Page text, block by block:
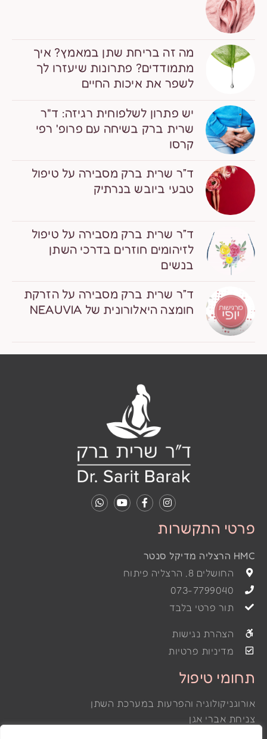
מה זה בריחת שתן במאמץ? איך
מתמודדים? פתרונות שיעזרו לך
לשפר את איכות החיים
יש פתרון לשלפוחית רגיזה: ד"ר
שרית ברק בשיחה עם פרופ' רפי
קרסו
ד”ר שרית ברק מסבירה על טיפול
טבעי ביובש בנרתיק
ד”ר שרית ברק מסבירה על טיפול
לזיהומים חוזרים בדרכי השתן
בנשים
ד”ר שרית ברק מסבירה על הזרקת
חומצה היאלורונית של NEAUVIA
תחומי טיפול
אורוגניקולוגיה והפרעות במערכת השתן
צניחת אברי אגן
פרטי התקשרות
HMC הרצליה מדיקל סנטר
החושלים 8, הרצליה פיתוח
073-7799040
תור פרטי בלבד
הצהרת נגישות
מדיניות פרטיות